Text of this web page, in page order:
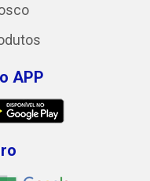
APP